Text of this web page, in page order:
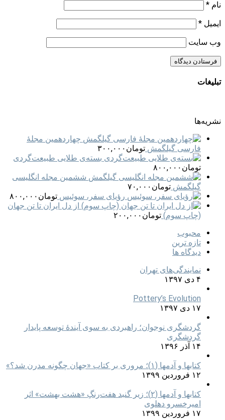
نام *
ایمیل *
وب‌ سایت
تبلیغات
نشریه‌ها
چهاردهمین مجلهٔ
فارسی گیلگمش تومان ۳۰۰,۰۰۰
بسته‌ی طلایی طبیعت‌گردی
تومان ۸۰۰,۰۰۰
ششمین مجله انگلیسی
گیلگمش تومان ۷۰,۰۰۰
رؤیای سفر، سوئیس تومان ۸۰۰,۰۰۰
از دل ایران تا تن جهان
(چاپ سوم) تومان ۲۰۰,۰۰۰
محبوب
تازه ترین
دیدگاه ها
نمایندگی‌های تهران
۴ دی ۱۳۹۷
Pottery’s Evolution
۱۷ دی ۱۳۹۷
گردشگری نوجوان؛ راهبردی به سوی آیندۀ توسعه پایدار
گردشگری
۱۴ آذر ۱۳۹۶
کتابها و آدمها (۱)؛ مروری بر کتاب «جهان چگونه مدرن شد؟»
۱۲ فروردین ۱۳۹۹
کتابها و آدمها (۲)؛ زیر گنبد هفت‌رنگِ «هشت بهشت» اثر
امیرخسرو دهلوی
۱۷ فروردین ۱۳۹۹